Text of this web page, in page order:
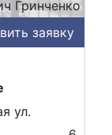
Гринченко
заявку
ул.